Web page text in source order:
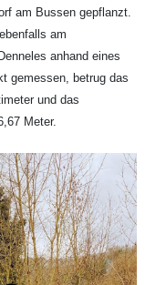
am Bussen gepflanzt.
am
anhand eines
gemessen, betrug das
und das
Meter.